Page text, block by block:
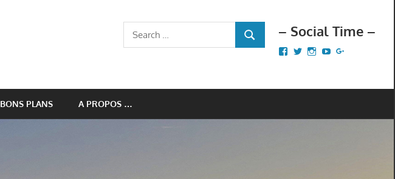
– Social Time –
Facebook
TwitterInstagram
YouTube
Search
for:
SEARCH
BONS PLANS A PROPOS …